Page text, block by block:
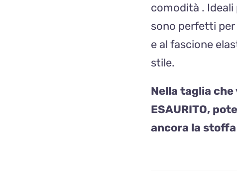
comodità .
sono perfetti per
e al fascione
stile.
Nella taglia
ESAURITO,
ancora la